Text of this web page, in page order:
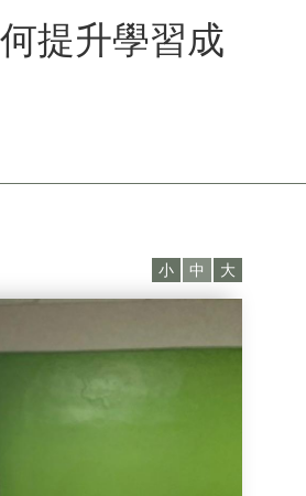
提升學習成
小 中 大